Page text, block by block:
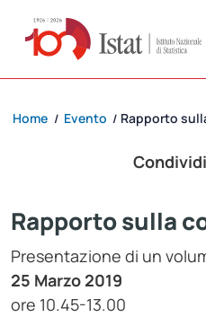
Home / Evento / Rapporto
Rapporto sulla
Presentazione di un
25 Marzo 2019
ore 10.45-13.00